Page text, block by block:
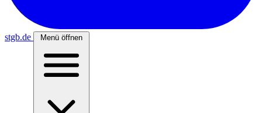
stgb.de Menü öffnen